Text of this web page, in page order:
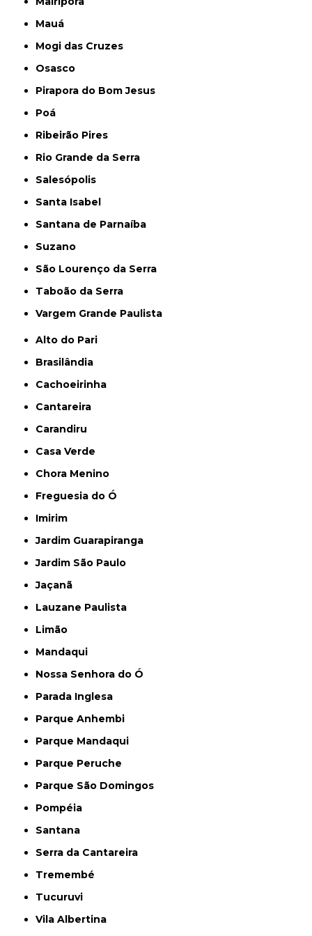
Mauá
Mogi das Cruzes
Osasco
Pirapora do Bom Jesus
Poá
Ribeirão Pires
Rio Grande da Serra
Salesópolis
Santa Isabel
Santana de Parnaíba
Suzano
São Lourenço da Serra
Taboão da Serra
Vargem Grande Paulista
Alto do Pari
Brasilândia
Cachoeirinha
Cantareira
Carandiru
Casa Verde
Chora Menino
Freguesia do Ó
Imirim
Jardim Guarapiranga
Jardim São Paulo
Jaçanã
Lauzane Paulista
Limão
Mandaqui
Nossa Senhora do Ó
Parada Inglesa
Parque Anhembi
Parque Mandaqui
Parque Peruche
Parque São Domingos
Pompéia
Santana
Serra da Cantareira
Tremembé
Tucuruvi
Vila Albertina